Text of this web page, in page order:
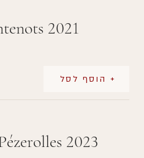
2021
+ הוסף לסל
2023